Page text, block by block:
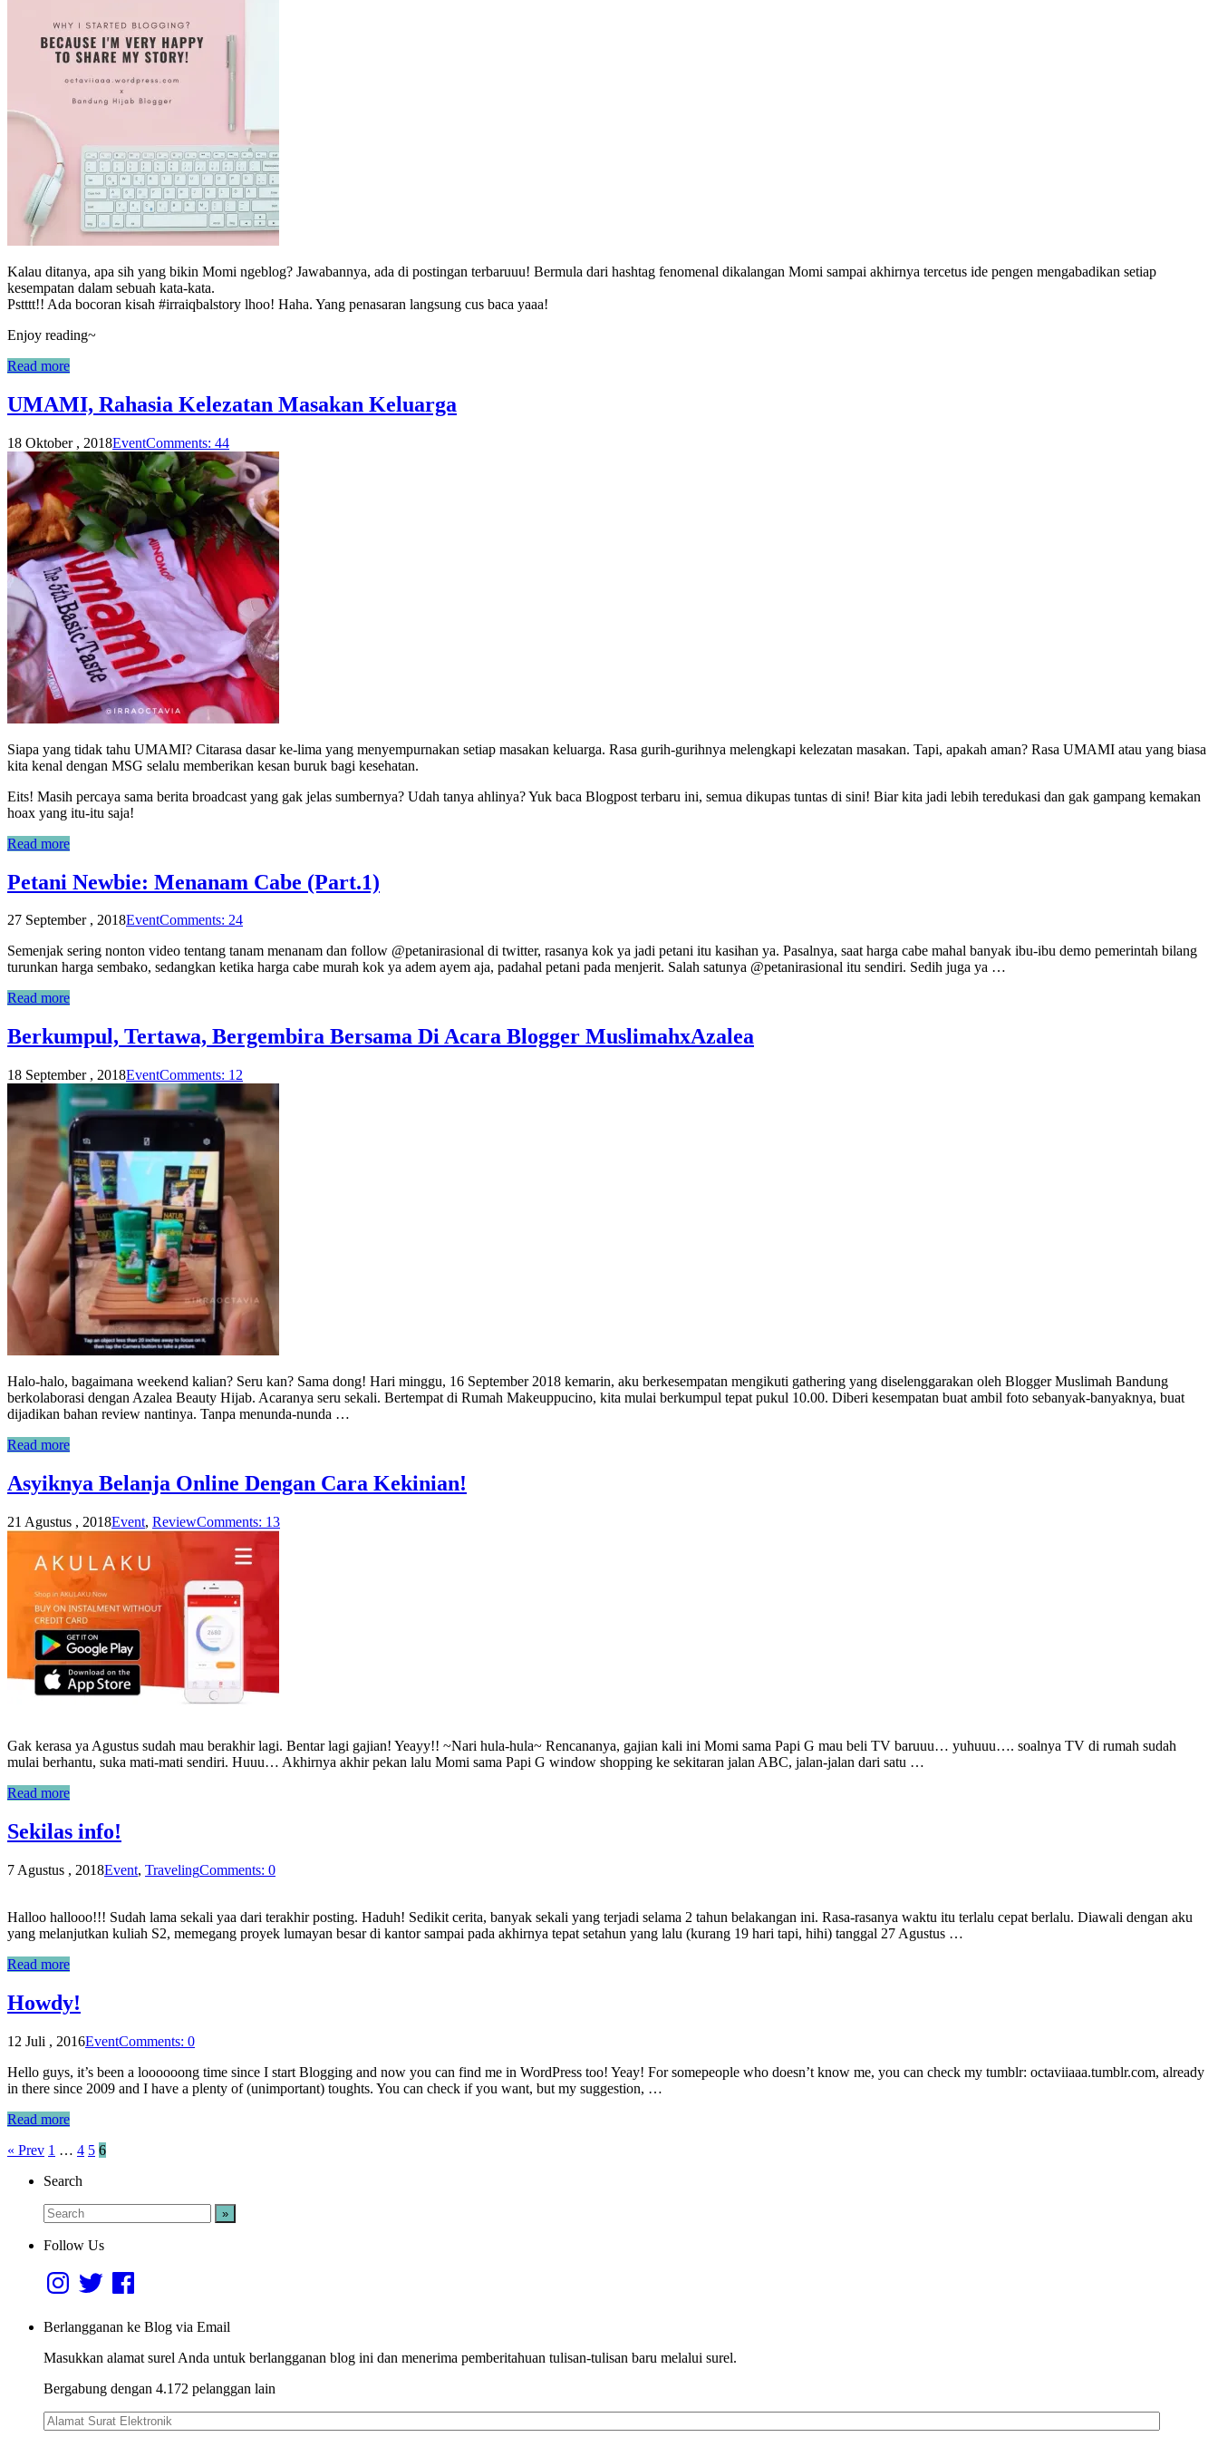
Kalau ditanya, apa sih yang bikin Momi ngeblog? Jawabannya, ada di postingan terbaruuu! Bermula dari hashtag fenomenal dikalangan Momi sampai akhirnya tercetus ide pengen mengabadikan setiap
kesempatan dalam sebuah kata-kata.
Pstttt!! Ada bocoran kisah #irraiqbalstory lhoo! Haha. Yang penasaran langsung cus baca yaaa!
Enjoy reading~
Read more
UMAMI, Rahasia Kelezatan Masakan Keluarga
18 Oktober , 2018EventComments: 44
Siapa yang tidak tahu UMAMI? Citarasa dasar ke-lima yang menyempurnakan setiap masakan keluarga. Rasa gurih-gurihnya melengkapi kelezatan masakan. Tapi, apakah aman? Rasa UMAMI atau yang biasa
kita kenal dengan MSG selalu memberikan kesan buruk bagi kesehatan.
Eits! Masih percaya sama berita broadcast yang gak jelas sumbernya? Udah tanya ahlinya? Yuk baca Blogpost terbaru ini, semua dikupas tuntas di sini! Biar kita jadi lebih teredukasi dan gak gampang kemakan
hoax yang itu-itu saja!
Read more
Petani Newbie: Menanam Cabe (Part.1)
27 September , 2018EventComments: 24
Semenjak sering nonton video tentang tanam menanam dan follow @petanirasional di twitter, rasanya kok ya jadi petani itu kasihan ya. Pasalnya, saat harga cabe mahal banyak ibu-ibu demo pemerintah bilang
turunkan harga sembako, sedangkan ketika harga cabe murah kok ya adem ayem aja, padahal petani pada menjerit. Salah satunya @petanirasional itu sendiri. Sedih juga ya …
Read more
Berkumpul, Tertawa, Bergembira Bersama Di Acara Blogger MuslimahxAzalea
18 September , 2018EventComments: 12
Halo-halo, bagaimana weekend kalian? Seru kan? Sama dong! Hari minggu, 16 September 2018 kemarin, aku berkesempatan mengikuti gathering yang diselenggarakan oleh Blogger Muslimah Bandung
berkolaborasi dengan Azalea Beauty Hijab. Acaranya seru sekali. Bertempat di Rumah Makeuppucino, kita mulai berkumpul tepat pukul 10.00. Diberi kesempatan buat ambil foto sebanyak-banyaknya, buat
dijadikan bahan review nantinya. Tanpa menunda-nunda …
Read more
Asyiknya Belanja Online Dengan Cara Kekinian!
21 Agustus , 2018Event, ReviewComments: 13
Gak kerasa ya Agustus sudah mau berakhir lagi. Bentar lagi gajian! Yeayy!! ~Nari hula-hula~ Rencananya, gajian kali ini Momi sama Papi G mau beli TV baruuu… yuhuuu…. soalnya TV di rumah sudah
mulai berhantu, suka mati-mati sendiri. Huuu… Akhirnya akhir pekan lalu Momi sama Papi G window shopping ke sekitaran jalan ABC, jalan-jalan dari satu …
Read more
Sekilas info!
7 Agustus , 2018Event, TravelingComments: 0
Halloo hallooo!!! Sudah lama sekali yaa dari terakhir posting. Haduh! Sedikit cerita, banyak sekali yang terjadi selama 2 tahun belakangan ini. Rasa-rasanya waktu itu terlalu cepat berlalu. Diawali dengan aku
yang melanjutkan kuliah S2, memegang proyek lumayan besar di kantor sampai pada akhirnya tepat setahun yang lalu (kurang 19 hari tapi, hihi) tanggal 27 Agustus …
Read more
Howdy!
12 Juli , 2016EventComments: 0
Hello guys, it’s been a loooooong time since I start Blogging and now you can find me in WordPress too! Yeay! For somepeople who doesn’t know me, you can check my tumblr: octaviiaaa.tumblr.com, already
in there since 2009 and I have a plenty of (unimportant) toughts. You can check if you want, but my suggestion, …
Read more
Navigasi
pos
« Prev 1 … 4 5 6
Search
Follow Us
InstagramTwitterFacebook
Berlangganan ke Blog via Email
Masukkan alamat surel Anda untuk berlangganan blog ini dan menerima pemberitahuan tulisan-tulisan baru melalui surel.
Bergabung dengan 4.172 pelanggan lain
Alamat